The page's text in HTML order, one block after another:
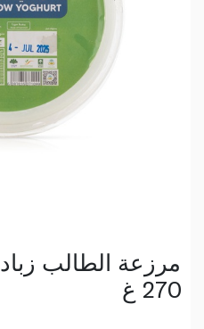
مرزعة الطالب
270 غ